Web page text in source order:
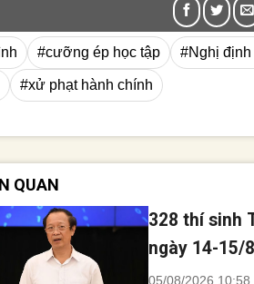
#cưỡng ép học tập #Nghị
#xử phạt hành chính
QUAN
328 thí sinh
ngày 14-15/8
05/08/2026 10:58